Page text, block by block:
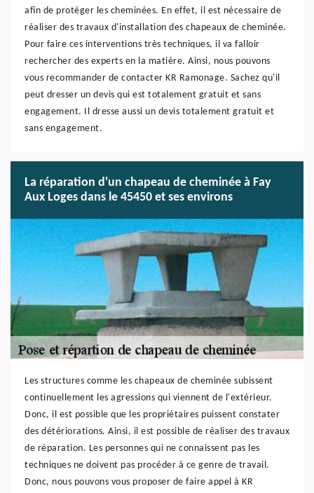
afin de protéger les cheminées. En effet, il est nécessaire de
réaliser des travaux d'installation des chapeaux de cheminée.
Pour faire ces interventions très techniques, il va falloir
rechercher des experts en la matière. Ainsi, nous pouvons
vous recommander de contacter KR Ramonage. Sachez qu'il
peut dresser un devis qui est totalement gratuit et sans
engagement. Il dresse aussi un devis totalement gratuit et
sans engagement.
La réparation d'un chapeau de cheminée à Fay
Aux Loges dans le 45450 et ses environs
Les structures comme les chapeaux de cheminée subissent
continuellement les agressions qui viennent de l'extérieur.
Donc, il est possible que les propriétaires puissent constater
des détériorations. Ainsi, il est possible de réaliser des travaux
de réparation. Les personnes qui ne connaissent pas les
techniques ne doivent pas procéder à ce genre de travail.
Donc, nous pouvons vous proposer de faire appel à KR